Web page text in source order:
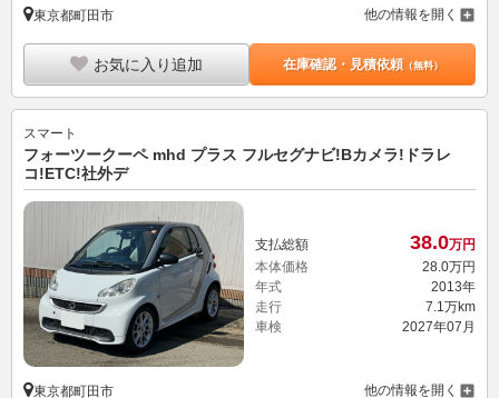
東京都町田市 他の情報を開く
お気に入り追加 在庫確認・見積依頼（無料）
スマート
フォーツークーペ mhd プラス フルセグナビ!Bカメラ!ドラレ
コ!ETC!社外デ
支払総額 38.0万円
本体価格
28.0万円
年式
2013年
走行
7.1万km
車検
2027年07月
東京都町田市 他の情報を開く